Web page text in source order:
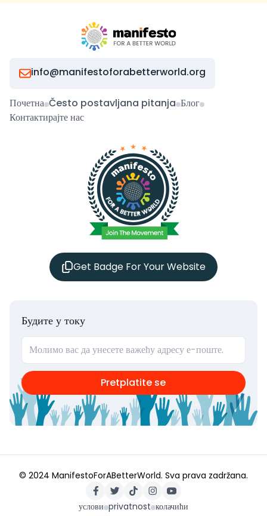
info@manifestoforabetterworld.org
Почетна Često postavljana pitanja Блог
Контактирајте нас
Get Badge For Your Website
Будите у току
Pretplatite se
© 2024 ManifestoForABetterWorld. Sva prava zadržana.
услови privatnost колачићи